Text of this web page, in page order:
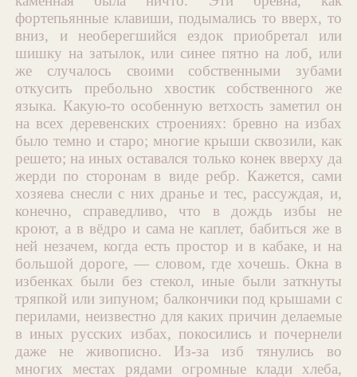
фортепьянные клавиши, подымались то вверх, то
вниз, и необерегшийся ездок приобретал или
шишку на затылок, или синее пятно на лоб, или
же случалось своими собственными зубами
откусить пребольно хвостик собственного же
языка. Какую-то особенную ветхость заметил он
на всех деревенских строениях: бревно на избах
было темно и старо; многие крыши сквозили, как
решето; на иных оставался только конек вверху да
жерди по сторонам в виде ребр. Кажется, сами
хозяева снесли с них дранье и тес, рассуждая, и,
конечно, справедливо, что в дождь избы не
кроют, а в вёдро и сама не каплет, бабиться же в
ней незачем, когда есть простор и в кабаке, и на
большой дороге, — словом, где хочешь. Окна в
избенках были без стекол, иные были заткнуты
тряпкой или зипуном; балкончики под крышами с
перилами, неизвестно для каких причин делаемые
в иных русских избах, покосились и почернели
даже не живописно. Из-за изб тянулись во
многих местах рядами огромные клади хлеба,